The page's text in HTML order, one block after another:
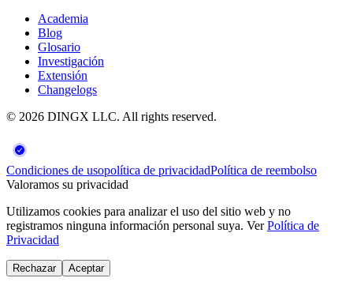
Academia
Blog
Glosario
Investigación
Extensión
Changelogs
© 2026 DINGX LLC. All rights reserved.
Condiciones de usopolítica de privacidadPolítica de reembolso
Valoramos su privacidad
Utilizamos cookies para analizar el uso del sitio web y no
registramos ninguna información personal suya. VerPolítica de
Privacidad
Rechazar Aceptar